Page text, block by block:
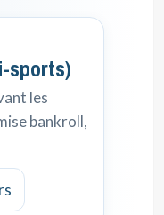
sports)
les
bankroll,